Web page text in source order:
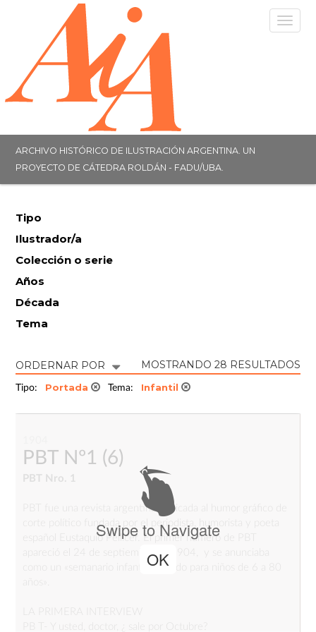
ARCHIVO HISTÓRICO DE ILUSTRACIÓN ARGENTINA. UN
PROYECTO DE CÁTEDRA ROLDÁN - FADU/UBA.
Tipo
Ilustrador/a
Colección o serie
Años
Década
Tema
ORDERNAR POR MOSTRANDO 28 RESULTADOS
Tipo: Portada Tema: Infantil
PBT Nº1 (6)
PBT Nro. 1
PBT fue una revista argentina dedicada al humor gráfico de
corte político fundada por el periodista, humorista y poeta
español Eustaquio Pellicer. El primer número de PBT
apareció el 24 de septiembre de 1904, y se anunciaba
como un «semanario infantil ilustrado para niños de 6 a 80
Swipe to Navigate
OK